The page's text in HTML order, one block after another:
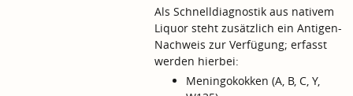
Als Schnelldiagnostik aus nativem
Liquor steht zusätzlich ein Antigen-
Nachweis zur Verfügung; erfasst
werden hierbei:
Meningokokken (A, B, C, Y,